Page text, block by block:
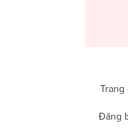
Trang
Đăng